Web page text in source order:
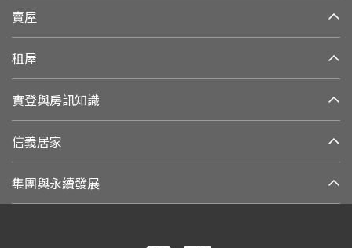
賣屋
租屋
實登與房訊知識
信義居家
集團與永續發展